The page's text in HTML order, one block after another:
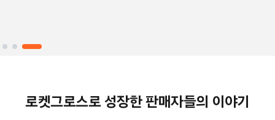
Slide 3 of 3.
로켓그로스로 성장한 판매자들의 이야기